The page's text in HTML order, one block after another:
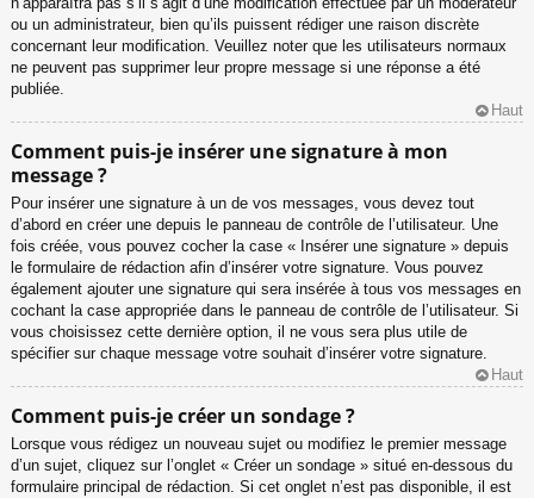
ou un administrateur, bien qu’ils puissent rédiger une raison discrète
concernant leur modification. Veuillez noter que les utilisateurs normaux
ne peuvent pas supprimer leur propre message si une réponse a été
publiée.
Haut
Comment puis-je insérer une signature à mon
message ?
Pour insérer une signature à un de vos messages, vous devez tout
d’abord en créer une depuis le panneau de contrôle de l’utilisateur. Une
fois créée, vous pouvez cocher la case « Insérer une signature » depuis
le formulaire de rédaction afin d’insérer votre signature. Vous pouvez
également ajouter une signature qui sera insérée à tous vos messages en
cochant la case appropriée dans le panneau de contrôle de l’utilisateur. Si
vous choisissez cette dernière option, il ne vous sera plus utile de
spécifier sur chaque message votre souhait d’insérer votre signature.
Haut
Comment puis-je créer un sondage ?
Lorsque vous rédigez un nouveau sujet ou modifiez le premier message
d’un sujet, cliquez sur l’onglet « Créer un sondage » situé en-dessous du
formulaire principal de rédaction. Si cet onglet n’est pas disponible, il est